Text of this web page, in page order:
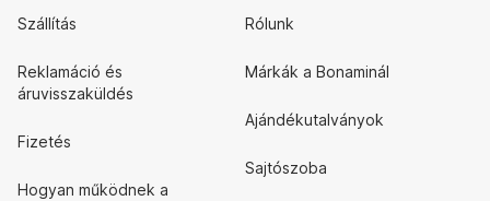
Szállítás
Reklamáció és
áruvisszaküldés
Fizetés
Hogyan működnek a
Rólunk
Márkák a Bonaminál
Ajándékutalványok
Sajtószoba